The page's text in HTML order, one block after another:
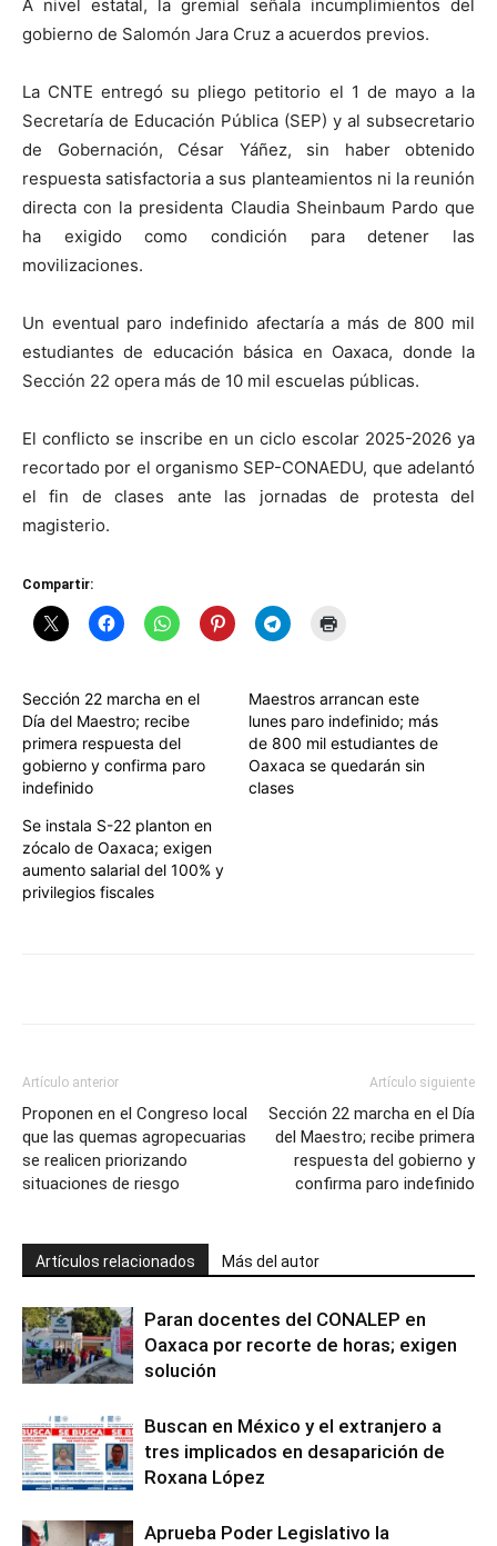
A nivel estatal, la gremial señala incumplimientos del
gobierno de Salomón Jara Cruz a acuerdos previos.
La CNTE entregó su pliego petitorio el 1 de mayo a la
Secretaría de Educación Pública (SEP) y al subsecretario
de Gobernación, César Yáñez, sin haber obtenido
respuesta satisfactoria a sus planteamientos ni la reunión
directa con la presidenta Claudia Sheinbaum Pardo que
ha exigido como condición para detener las
movilizaciones.
Un eventual paro indefinido afectaría a más de 800 mil
estudiantes de educación básica en Oaxaca, donde la
Sección 22 opera más de 10 mil escuelas públicas.
El conflicto se inscribe en un ciclo escolar 2025-2026 ya
recortado por el organismo SEP-CONAEDU, que adelantó
el fin de clases ante las jornadas de protesta del
magisterio.
Compartir:
Sección 22 marcha en el
Día del Maestro; recibe
primera respuesta del
gobierno y confirma paro
indefinido
Maestros arrancan este
lunes paro indefinido; más
de 800 mil estudiantes de
Oaxaca se quedarán sin
clases
Se instala S-22 planton en
zócalo de Oaxaca; exigen
aumento salarial del 100% y
privilegios fiscales
Artículo anterior
Proponen en el Congreso local
que las quemas agropecuarias
se realicen priorizando
situaciones de riesgo
Artículo siguiente
Sección 22 marcha en el Día
del Maestro; recibe primera
respuesta del gobierno y
confirma paro indefinido
Artículos relacionados Más del autor
Paran docentes del CONALEP en
Oaxaca por recorte de horas; exigen
solución
Buscan en México y el extranjero a
tres implicados en desaparición de
Roxana López
Aprueba Poder Legislativo la